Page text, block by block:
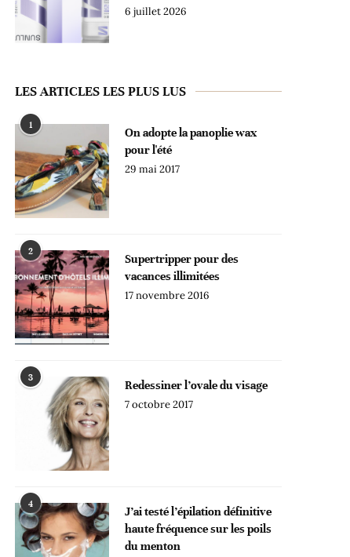
6 juillet 2026
LES ARTICLES LES PLUS LUS
1
On adopte la panoplie wax
pour l'été
29 mai 2017
2
Supertripper pour des
vacances illimitées
17 novembre 2016
3
Redessiner l’ovale du visage
7 octobre 2017
4
J’ai testé l’épilation définitive
haute fréquence sur les poils
du menton